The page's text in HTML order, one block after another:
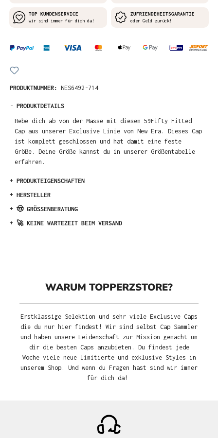
TOP KUNDENSERVICE
wir sind immer für dich da!
ZUFRIENDEHEITSGARANTIE
oder Geld zurück!
PRODUKTNUMMER: NES6492-714
- PRODUKTDETAILS
Hebe dich ab von der Masse mit diesem 59Fifty Fitted
Cap aus unserer Exclusive Linie von New Era. Dieses Cap
ist komplett geschlossen und hat damit eine feste
Größe. Deine Größe kannst du in unserer Größentabelle
erfahren.
+ PRODUKTEIGENSCHAFTEN
+ HERSTELLER
+ 🤠 GRÖSSENBERATUNG
+ 🚀 KEINE WARTEZEIT BEIM VERSAND
WARUM TOPPERZSTORE?
Erstklassige Selektion und sehr viele Exclusive Caps
die du nur hier findest! Wir sind selbst Cap Sammler
und haben unsere Leidenschaft zur Mission gemacht um
dir die besten Caps anzubieten. Du findest jede
Woche viele neue limitierte und exklusive Styles in
unserem Shop. Und wenn du Fragen hast sind wir immer
für dich da!